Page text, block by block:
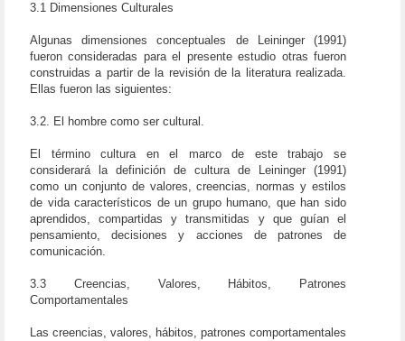
3.1 Dimensiones Culturales
Algunas dimensiones conceptuales de Leininger (1991)
fueron consideradas para el presente estudio otras fueron
construidas a partir de la revisión de la literatura realizada.
Ellas fueron las siguientes:
3.2. El hombre como ser cultural.
El término cultura en el marco de este trabajo se
considerará la definición de cultura de Leininger (1991)
como un conjunto de valores, creencias, normas y estilos
de vida característicos de un grupo humano, que han sido
aprendidos, compartidas y transmitidas y que guían el
pensamiento, decisiones y acciones de patrones de
comunicación.
3.3 Creencias, Valores, Hábitos, Patrones
Comportamentales
Las creencias, valores, hábitos, patrones comportamentales